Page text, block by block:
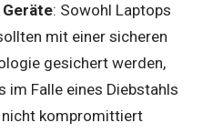
: Sowohl Laptops
mit einer sicheren
gesichert werden,
im Falle eines Diebstahls
kompromittiert